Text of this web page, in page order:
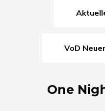
VoD
One